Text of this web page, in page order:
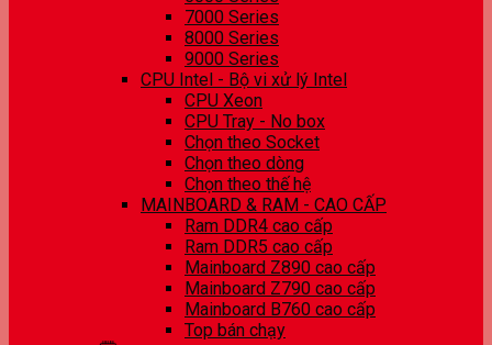
7000 Series
8000 Series
9000 Series
CPU Intel - Bộ vi xử lý Intel
CPU Xeon
CPU Tray - No box
Chọn theo Socket
Chọn theo dòng
Chọn theo thế hệ
MAINBOARD & RAM - CAO CẤP
Ram DDR4 cao cấp
Ram DDR5 cao cấp
Mainboard Z890 cao cấp
Mainboard Z790 cao cấp
Mainboard B760 cao cấp
Top bán chạy